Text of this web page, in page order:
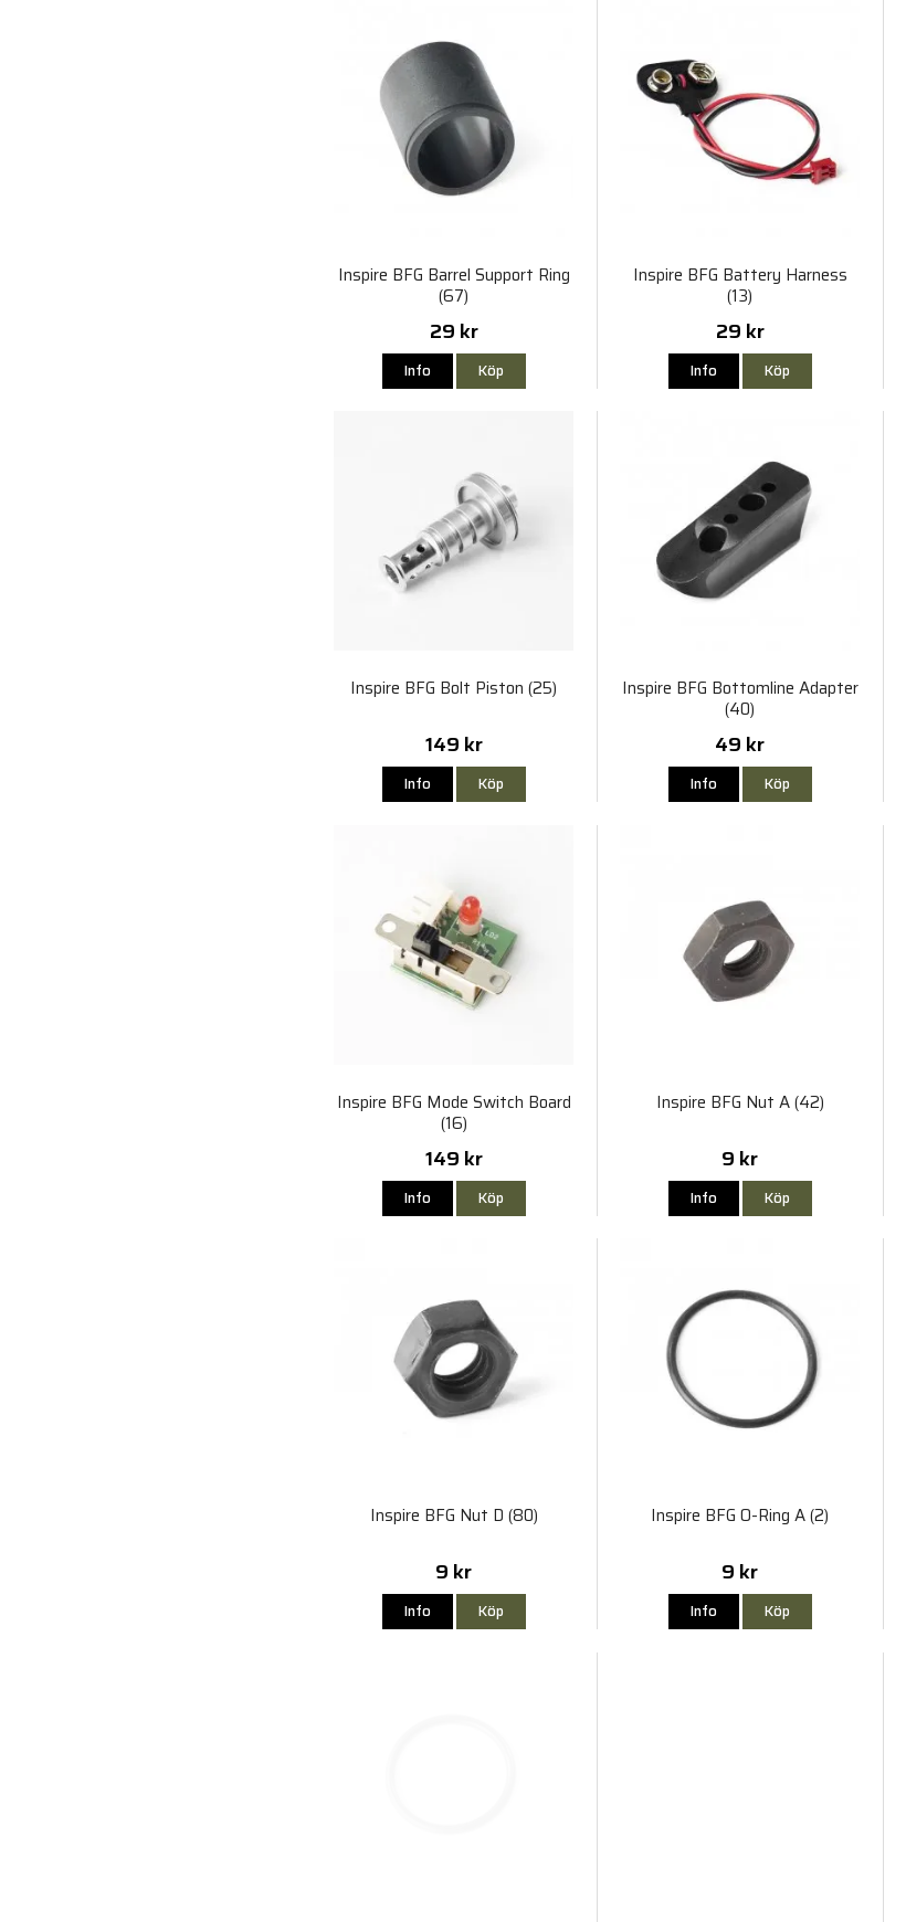
Inspire BFG Barrel Support Ring
(67)
29 kr
Info Köp
Inspire BFG Battery Harness
(13)
29 kr
Info Köp
Inspire BFG Bolt Piston (25)
149 kr
Info Köp
Inspire BFG Bottomline Adapter
(40)
49 kr
Info Köp
Inspire BFG Mode Switch Board
(16)
149 kr
Info Köp
Inspire BFG Nut A (42)
9 kr
Info Köp
Inspire BFG Nut D (80)
9 kr
Info Köp
Inspire BFG O-Ring A (2)
9 kr
Info Köp